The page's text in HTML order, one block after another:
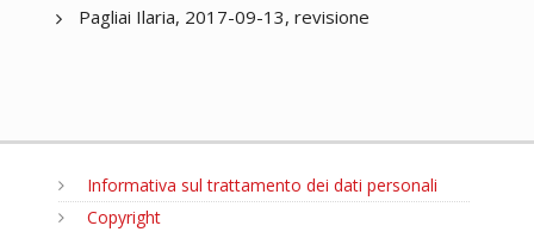
Pagliai Ilaria, 2017-09-13, revisione
Informativa sul trattamento dei dati personali
Copyright